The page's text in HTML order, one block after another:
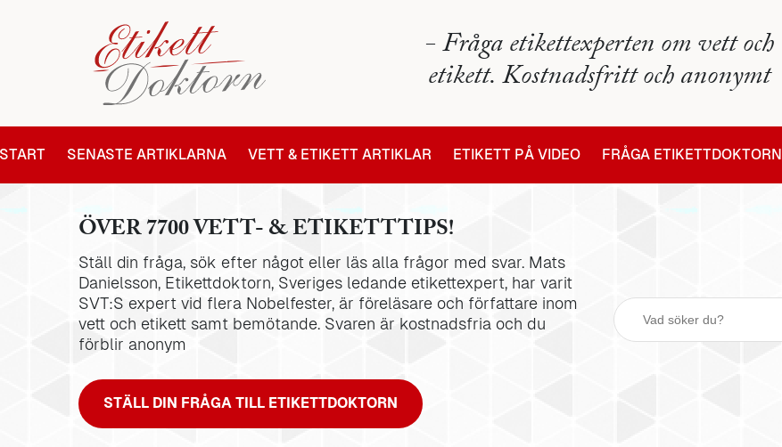
- Fråga etikettexperten om vett och
etikett. Kostnadsfritt och anonymt
START SENASTE ARTIKLARNA VETT & ETIKETT ARTIKLAR ETIKETT PÅ VIDEO FRÅGA ETIKETTDOKTORN
ÖVER 7700 VETT- & ETIKETTTIPS!
Ställ din fråga, sök efter något eller läs alla frågor med svar. Mats
Danielsson, Etikettdoktorn, Sveriges ledande etikettexpert, har varit
SVT:S expert vid flera Nobelfester, är föreläsare och författare inom
vett och etikett samt bemötande. Svaren är kostnadsfria och du
förblir anonym
STÄLL DIN FRÅGA TILL ETIKETTDOKTORN